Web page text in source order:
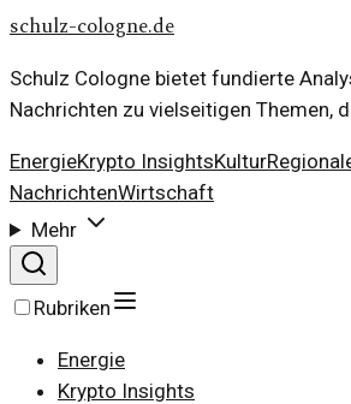
schulz-cologne.de
Schulz Cologne bietet fundierte
Nachrichten zu vielseitigen Themen,
EnergieKrypto InsightsKultur
NachrichtenWirtschaft
Mehr
Rubriken
Energie
Krypto Insights